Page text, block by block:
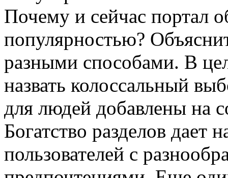
Почему и сейчас портал
популярностью?
разными способами. В
назвать колоссальный
для людей добавлены на
Богатство разделов дает
пользователей с